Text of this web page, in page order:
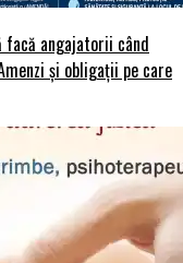
facă angajatorii când
și obligații pe care